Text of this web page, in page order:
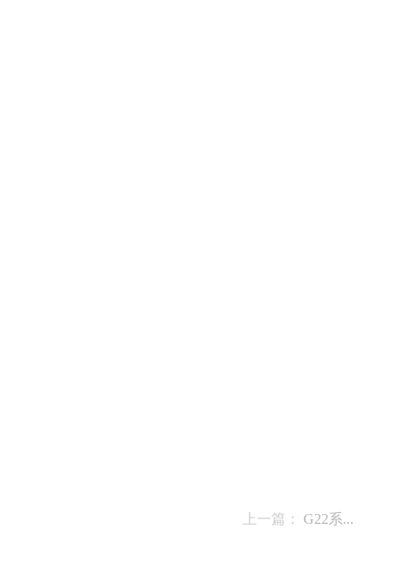
上一篇： G22系...